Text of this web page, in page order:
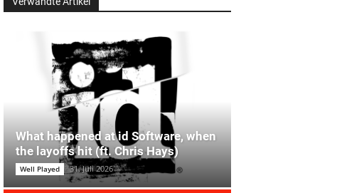
What happened at id Software, when
the layoffs hit (ft. Chris Hays)
Well Played 31. Juli 2026